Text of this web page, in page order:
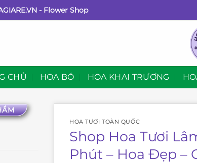
- Flower Shop
CHỦ HOA BÓ HOA KHAI TRƯƠNG
HOA TƯƠI TOÀN QUỐC
Shop Hoa Tươi
Phút – Hoa Đẹp –